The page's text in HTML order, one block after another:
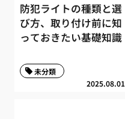
防犯ライトの種類と選
び方、取り付け前に知
っておきたい基礎知識
2025.08.01
未分類